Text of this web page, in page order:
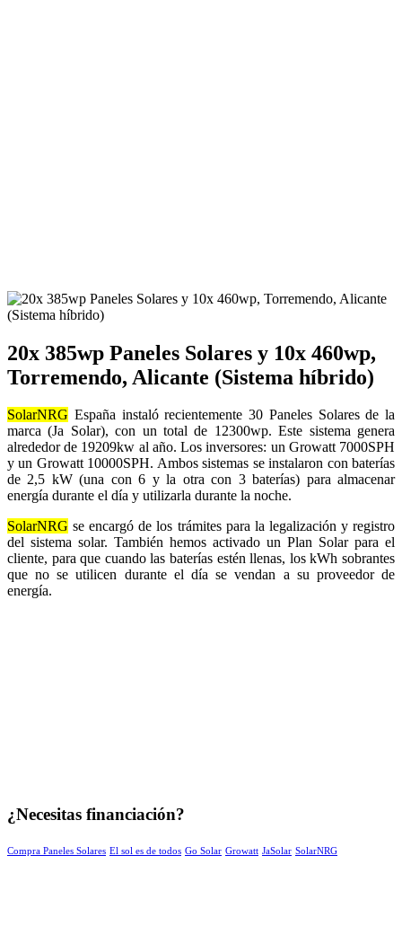
20x 385wp Paneles Solares y 10x 460wp,
Torremendo, Alicante (Sistema híbrido)
SolarNRG España instaló recientemente 30 Paneles Solares de la
marca (Ja Solar), con un total de 12300wp. Este sistema genera
alrededor de 19209kw al año. Los inversores: un Growatt 7000SPH
y un Growatt 10000SPH. Ambos sistemas se instalaron con baterías
de 2,5 kW (una con 6 y la otra con 3 baterías) para almacenar
energía durante el día y utilizarla durante la noche.
SolarNRG se encargó de los trámites para la legalización y registro
del sistema solar. También hemos activado un Plan Solar para el
cliente, para que cuando las baterías estén llenas, los kWh sobrantes
que no se utilicen durante el día se vendan a su proveedor de
energía.
¿Necesitas financiación?
Compra Paneles Solares El sol es de todos Go Solar Growatt JaSolar SolarNRG